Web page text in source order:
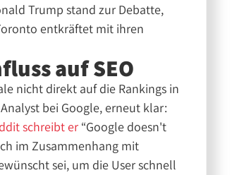
Trump stand zur Debatte,
entkräftet mit ihren
auf SEO
nicht direkt auf die Rankings in
bei Google, erneut klar:
schreibt er “Google doesn't
im Zusammenhang mit
sei, um die User schnell